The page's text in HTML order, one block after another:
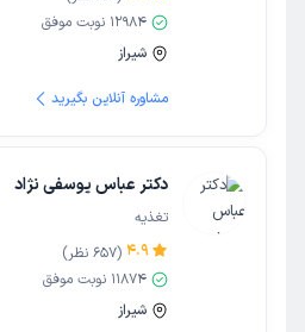
12984 نوبت موفق
شیراز
مشاوره آنلاین بگیرید
دکتر عباس یوسفی نژاد
تغذیه
4.9
(
657 نظر)
11874 نوبت موفق
شیراز